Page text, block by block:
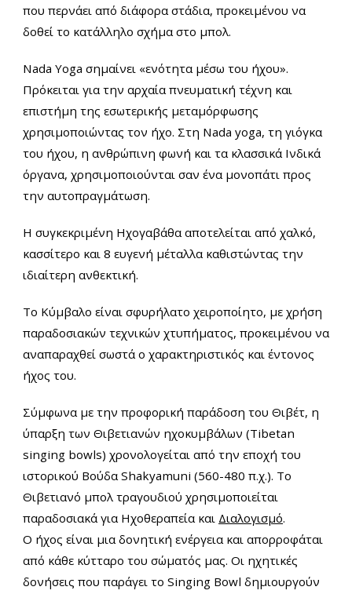
που περνάει από διάφορα στάδια, προκειμένου να
δοθεί το κατάλληλο σχήμα στο μπολ.
Nada Yoga σημαίνει «ενότητα μέσω του ήχου».
Πρόκειται για την αρχαία πνευματική τέχνη και
επιστήμη της εσωτερικής μεταμόρφωσης
χρησιμοποιώντας τον ήχο. Στη Nada yoga, τη γιόγκα
του ήχου, η ανθρώπινη φωνή και τα κλασσικά Ινδικά
όργανα, χρησιμοποιούνται σαν ένα μονοπάτι προς
την αυτοπραγμάτωση.
Η συγκεκριμένη Ηχογαβάθα αποτελείται από χαλκό,
κασσίτερο και 8 ευγενή μέταλλα καθιστώντας την
ιδιαίτερη ανθεκτική.
Το Κύμβαλο είναι σφυρήλατο χειροποίητο, με χρήση
παραδοσιακών τεχνικών χτυπήματος, προκειμένου να
αναπαραχθεί σωστά ο χαρακτηριστικός και έντονος
ήχος του.
Σύμφωνα με την προφορική παράδοση του Θιβέτ, η
ύπαρξη των Θιβετιανών ηχοκυμβάλων (Tibetan
singing bowls) χρονολογείται από την εποχή του
ιστορικού Βούδα Shakyamuni (560-480 π.χ.). Το
Θιβετιανό μπολ τραγουδιού χρησιμοποιείται
παραδοσιακά για Ηχοθεραπεία και Διαλογισμό.
Ο ήχος είναι μια δονητική ενέργεια και απορροφάται
από κάθε κύτταρο του σώματός μας. Οι ηχητικές
δονήσεις που παράγει το Singing Bowl δημιουργούν